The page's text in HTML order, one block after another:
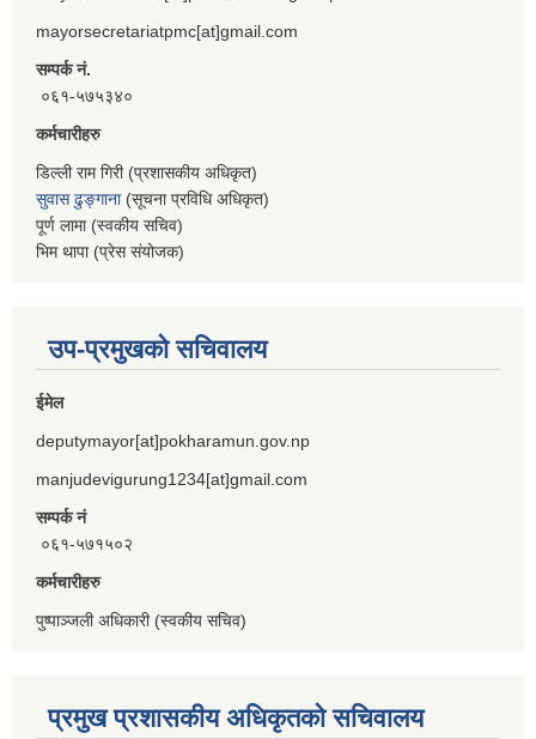
mayorsecretariatpmc[at]gmail.com
सम्पर्क नं.
०६१-५७५३४०
कर्मचारीहरु
डिल्ली राम गिरी (प्रशासकीय अधिकृत)
सुवास ढुङ्गाना(सूचना प्रविधि अधिकृत)
पूर्ण लामा (स्वकीय सचिव)
भिम थापा (प्रेस संयोजक)
उप-प्रमुखको सचिवालय
ईमेल
deputymayor[at]pokharamun.gov.np
manjudevigurung1234[at]gmail.com
सम्पर्क नं
०६१-५७१५०२
कर्मचारीहरु
पुष्पाञ्जली अधिकारी (स्वकीय सचिव)
प्रमुख प्रशासकीय अधिकृतको सचिवालय